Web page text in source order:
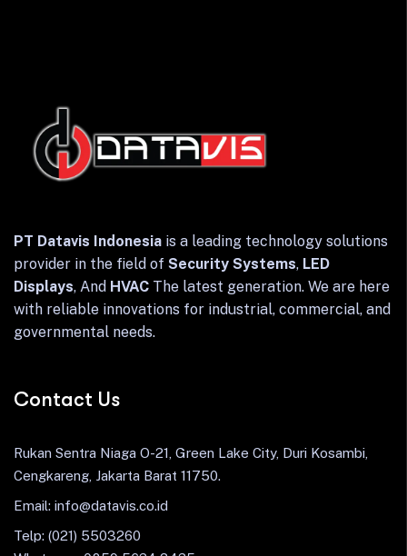
PT Datavis Indonesia is a leading technology solutions
provider in the field of Security Systems, LED
Displays, And HVAC The latest generation. We are here
with reliable innovations for industrial, commercial, and
governmental needs.
Contact Us
Rukan Sentra Niaga O-21, Green Lake City, Duri Kosambi,
Cengkareng, Jakarta Barat 11750.
Email: info@datavis.co.id
Telp: (021) 5503260